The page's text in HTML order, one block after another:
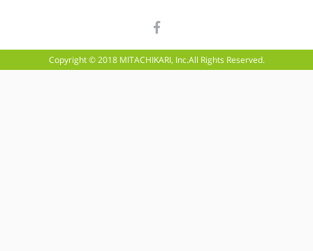
Copyright © 2018 MITACHIKARI, Inc.All Rights Reserved.